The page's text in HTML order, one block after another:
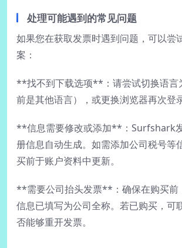
处理可能遇到的常见问题
如果您在获取发票时遇到问题，可以尝
案：
**找不到下载选项**：请尝试切换语言
前是其他语言），或更换浏览器再次登
**信息需要修改或添加**：Surfshark
册信息自动生成。如需添加公司税号等
买前于账户资料中更新。
**需要公司抬头发票**：确保在购买前
信息已填写为公司全称。若已购买，可
否能够重开发票。